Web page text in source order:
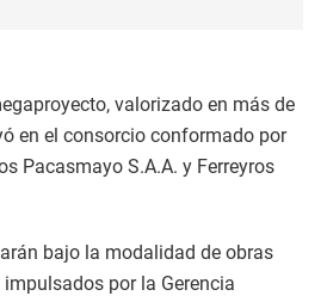
valorizado en más de
en el consorcio conformado por
Pacasmayo S.A.A. y Ferreyros
bajo la modalidad de obras
por la Gerencia